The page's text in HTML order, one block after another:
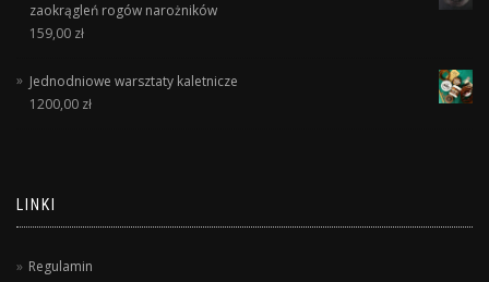
zaokrągleń rogów narożników
159,00 zł
Jednodniowe warsztaty kaletnicze
1200,00 zł
LINKI
Regulamin